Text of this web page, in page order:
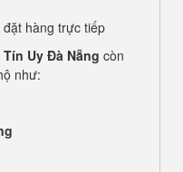
hàng trực tiếp
Uy Đà Nẵng còn
như: